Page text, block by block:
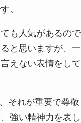
。
も人気があるので
と思いますが、一
えない表情をして
それが重要で尊敬
強い精神力を表し